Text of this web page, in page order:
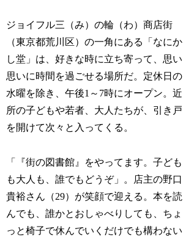
ジョイフル三（み）の輪（わ）商店街
（東京都荒川区）の一角にある「なにか
し堂」は、好きな時に立ち寄って、思い
思いに時間を過ごせる場所だ。定休日の
水曜を除き、午後1～7時にオープン。近
所の子どもや若者、大人たちが、引き戸
を開けて次々と入ってくる。
「『街の図書館』をやってます。子ども
も大人も、誰でもどうぞ」。店主の野口
貴裕さん（29）が笑顔で迎える。本を読
んでも、誰かとおしゃべりしても、ちょ
っと椅子で休んでいくだけでも構わない